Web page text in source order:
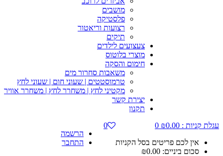
מושבים
פלסטיקה
רצועות וריאטור
תיקים
צעצועים לילדים
מוצרי בלוטוס
חימום והסקה
משאבות סחרור מים
טרמוסטטים | שעוני חום | שעוני לחץ
מקטיני לחץ | משחרר לחץ | משחרר אוויר
יצירת קשר
תקנון
עגלת קניות :
₪0.00
0
אין לכם פריטים בסל הקניות
סכום ביניים:
₪0.00
0
הרשמה
התחבר